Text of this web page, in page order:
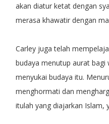
akan diatur ketat dengan
merasa khawatir dengan
Carley juga telah
budaya menutup aurat bagi
menyukai budaya itu.
menghormati dan
itulah yang diajarkan Islam,